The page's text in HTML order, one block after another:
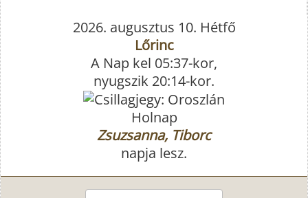
2026. augusztus 10. Hétfő
Lőrinc
A Nap kel 05:37-kor,
nyugszik 20:14-kor.
Holnap
Zsuzsanna, Tiborc
napja lesz.